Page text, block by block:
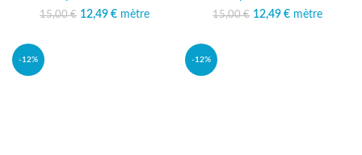
15,00€ Le prix initial était :
12,49 €
Le prix
mètre 15,00€ Le prix initial était :
12,49 €
Le prix
mètre
-12% -12%